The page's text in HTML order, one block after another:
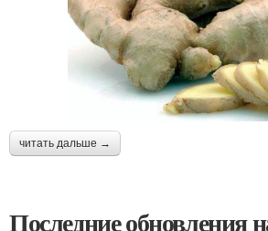
читать дальше →
Последние обновления